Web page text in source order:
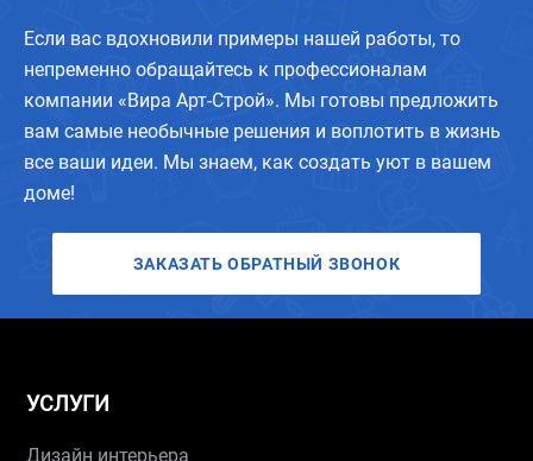
Если вас вдохновили примеры нашей работы, то
непременно обращайтесь к профессионалам
компании «Вира Арт-Строй». Мы готовы предложить
вам самые необычные решения и воплотить в жизнь
все ваши идеи. Мы знаем, как создать уют в вашем
доме!
ЗАКАЗАТЬ ОБРАТНЫЙ ЗВОНОК
УСЛУГИ
Дизайн интерьера